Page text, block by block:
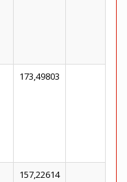
173,49803
157,22614